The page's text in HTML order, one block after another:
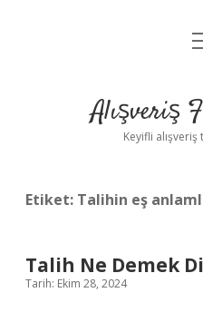
Alışveriş
Keyifli alışveriş
Etiket: Talihin eş
Talih Ne Demek
Tarih: Ekim 28, 2024